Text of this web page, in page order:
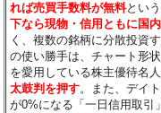
れば売買手数料が無料とい
下なら現物・信用ともに国
く、複数の銘柄に分散投資
の使い勝手は、チャート形
を愛用している株主優待名
太鼓判を押す。また、デイ
が0%になる「一日信用取引